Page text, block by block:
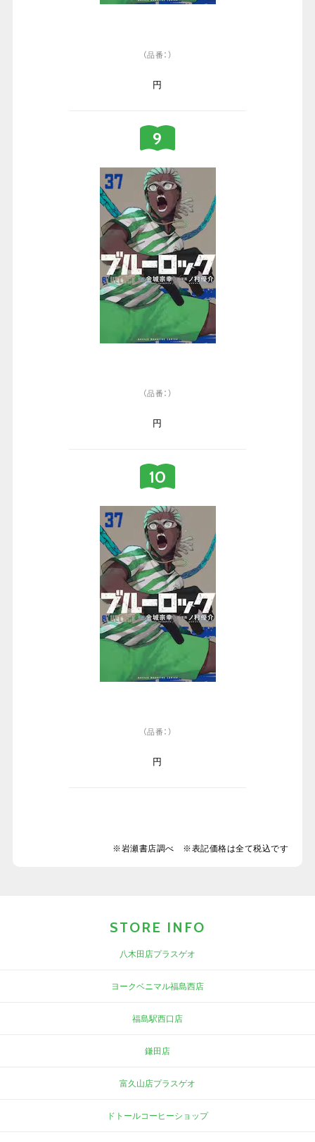
（品番：）
円
（品番：）
円
（品番：）
円
※岩瀬書店調べ ※表記価格は全て税込です
STORE INFO
八木田店プラスゲオ
ヨークベニマル福島西店
福島駅西口店
鎌田店
富久山店プラスゲオ
ドトールコーヒーショップ